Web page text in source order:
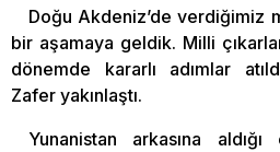
Doğu Akdeniz’de verdiğimiz
bir aşamaya geldik. Milli
dönemde kararlı adımlar
Zafer yakınlaştı.
Yunanistan arkasına